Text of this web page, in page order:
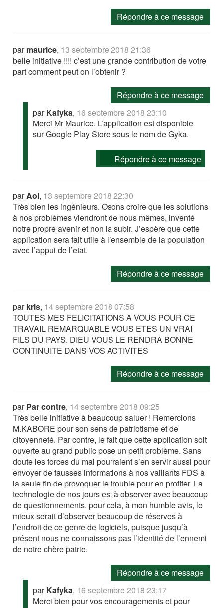
Répondre à ce message
parmaurice, 13 septembre 2018 21:36
belle initiative !!!! c’est une grande contribution de votre
part comment peut on l’obtenir ?
Répondre à ce message
parKafyka, 16 septembre 2018 23:10
Merci Mr Maurice. L’application est disponible
sur Google Play Store sous le nom de Gyka.
Répondre à ce message
parAol, 13 septembre 2018 22:30
Très bien les ingénieurs. Osons croire que les solutions
à nos problèmes viendront de nous mêmes, inventé
notre propre avenir et non la subir. J’espère que cette
application sera fait utile à l’ensemble de la population
avec l’appui de l’etat.
Répondre à ce message
parkris, 14 septembre 2018 07:58
TOUTES MES FELICITATIONS A VOUS POUR CE
TRAVAIL REMARQUABLE VOUS ETES UN VRAI
FILS DU PAYS. DIEU VOUS LE RENDRA BONNE
CONTINUITE DANS VOS ACTIVITES
Répondre à ce message
parPar contre, 14 septembre 2018 09:25
Très belle initiative à beaucoup saluer ! Remercions
M.KABORE pour son sens de patriotisme et de
citoyenneté. Par contre, le fait que cette application soit
ouverte au grand public pose un petit problème. Sans
doute les forces du mal pourraient s’en servir aussi pour
envoyer de fausses informations à nos vaillants FDS à
la seule fin de provoquer le trouble pour en profiter. La
technologie de nos jours est à observer avec beaucoup
de questionnements. pour cela, à mon humble avis, le
mieux serait d’observer beaucoup de réserves à
l’endroit de ce genre de logiciels, puisque jusqu’à
présent nous ne connaissons pas l’identité de l’ennemi
de notre chère patrie.
Répondre à ce message
parKafyka, 16 septembre 2018 23:17
Merci bien pour vos encouragements et pour